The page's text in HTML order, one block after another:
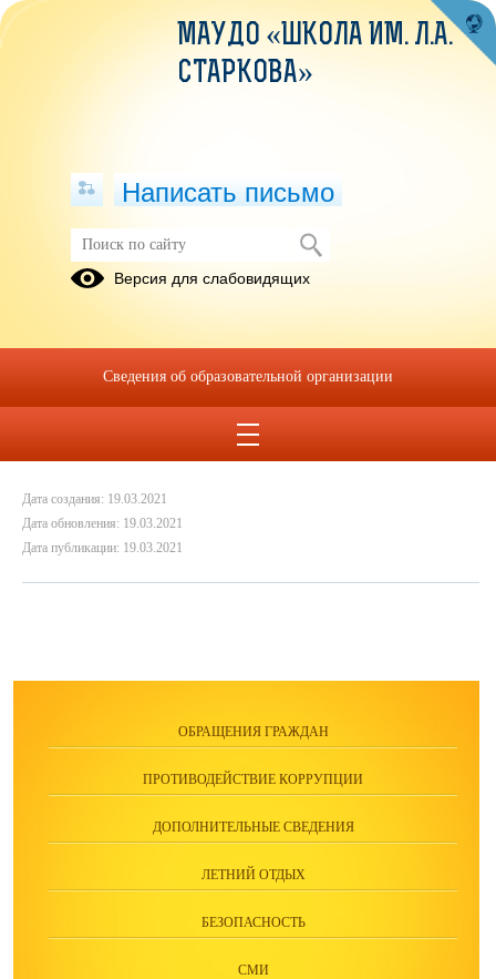
Квест-игра "Масленица 2021"
Дата создания: 19.03.2021
Дата обновления: 19.03.2021
Дата публикации: 19.03.2021
ОБРАЩЕНИЯ ГРАЖДАН
ПРОТИВОДЕЙСТВИЕ КОРРУПЦИИ
ДОПОЛНИТЕЛЬНЫЕ СВЕДЕНИЯ
ЛЕТНИЙ ОТДЫХ
БЕЗОПАСНОСТЬ
СМИ
МАУДО «ШКОЛА ИМ. Л.А.
СТАРКОВА»
Написать письмо
Версия для слабовидящих
Сведения об образовательной организации